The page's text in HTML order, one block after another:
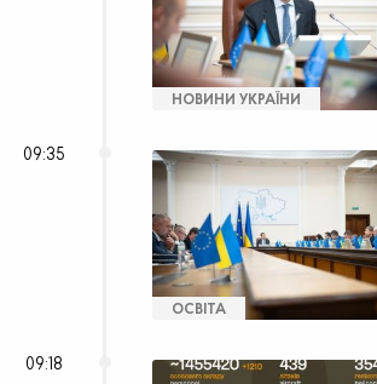
НОВИНИ УКРАЇНИ
09:35
ОСВІТА
09:18